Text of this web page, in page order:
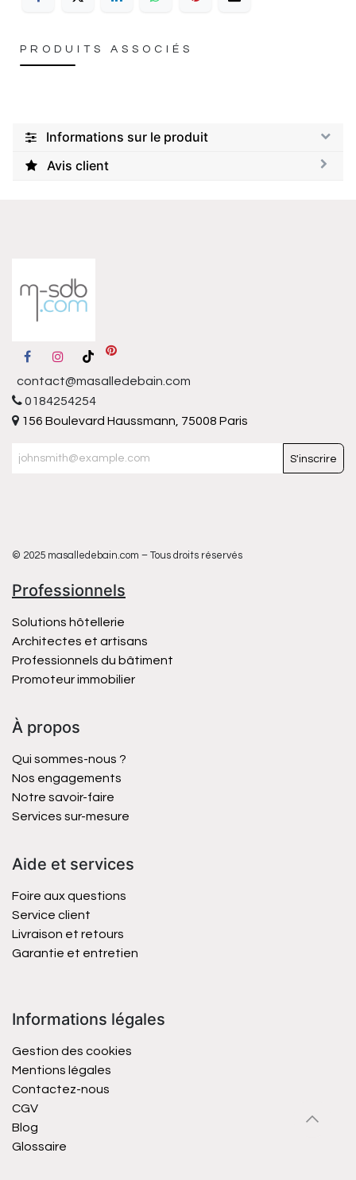
PRODUITS ASSOCIÉS
Informations sur le produit
Avis client
contact@masalledebain.com
0184254254
156 Boulevard Haussmann, 75008 Paris
S'inscrire
© 2025 masalledebain.com – Tous droits réservés
Professionnels
Solutions hôtellerie
Architectes et artisans
Professionnels du bâtiment
Promoteur immobilier
À propos
Qui sommes-nous ?
Nos engagements
Notre savoir-faire
Services sur-mesure
Aide et services
Foire aux questions
Service client
Livraison et retours
Garantie et entretien
Informations légales
Gestion des cookies
Mentions légales
Contactez-nous
CGV
Blog
Glossaire